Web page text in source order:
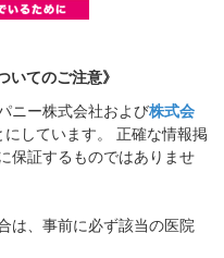
いてのご注意》
ニー株式会社および株式会
しています。 正確な情報掲
保証するものではありませ
は、事前に必ず該当の医院